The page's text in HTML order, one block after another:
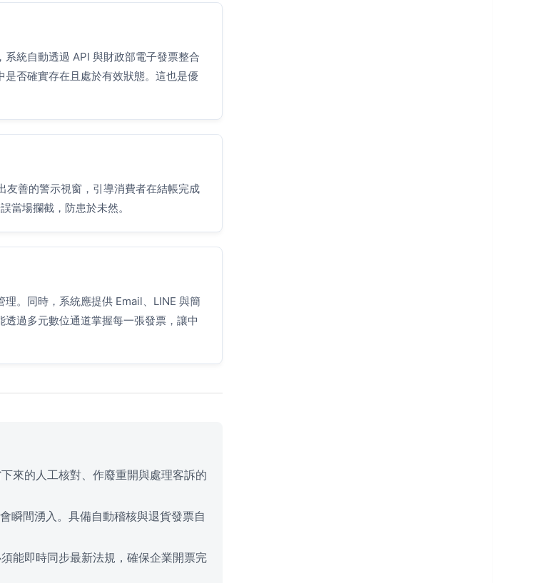
統自動透過 API 與財政部電子發票整合
否確實存在且處於有效狀態。這也是優
友善的警示視窗，引導消費者在結帳完成
當場攔截，防患於未然。
。同時，系統應提供 Email、LINE 與簡
過多元數位通道掌握每一張發票，讓中
來的人工核對、作廢重開與處理客訴的
瞬間湧入。具備自動稽核與退貨發票自
能即時同步最新法規，確保企業開票完